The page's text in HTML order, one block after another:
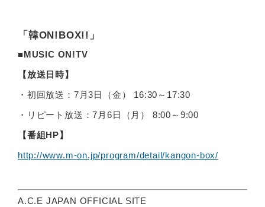
「韓ON!BOX!!」
■MUSIC ON!TV
【放送日時】
・初回放送：7月3日（金） 16:30～17:30
・リピート放送：7月6日（月） 8:00～9:00
【番組HP】
http://www.m-on.jp/program/detail/kangon-box/
A.C.E JAPAN OFFICIAL SITE